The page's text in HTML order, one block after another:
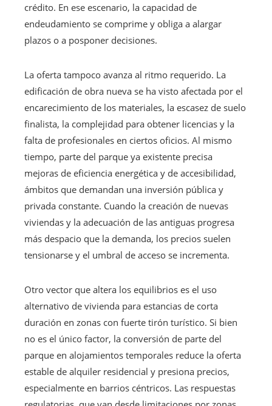
crédito. En ese escenario, la capacidad de
endeudamiento se comprime y obliga a alargar
plazos o a posponer decisiones.
La oferta tampoco avanza al ritmo requerido. La
edificación de obra nueva se ha visto afectada por el
encarecimiento de los materiales, la escasez de suelo
finalista, la complejidad para obtener licencias y la
falta de profesionales en ciertos oficios. Al mismo
tiempo, parte del parque ya existente precisa
mejoras de eficiencia energética y de accesibilidad,
ámbitos que demandan una inversión pública y
privada constante. Cuando la creación de nuevas
viviendas y la adecuación de las antiguas progresa
más despacio que la demanda, los precios suelen
tensionarse y el umbral de acceso se incrementa.
Otro vector que altera los equilibrios es el uso
alternativo de vivienda para estancias de corta
duración en zonas con fuerte tirón turístico. Si bien
no es el único factor, la conversión de parte del
parque en alojamientos temporales reduce la oferta
estable de alquiler residencial y presiona precios,
especialmente en barrios céntricos. Las respuestas